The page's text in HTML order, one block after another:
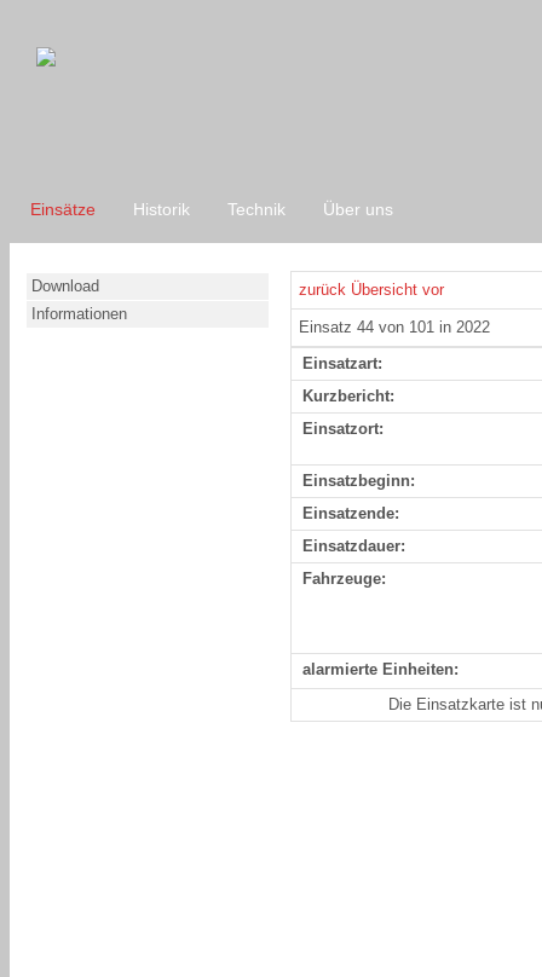
Einsätze Historik Technik Über uns
Download
Informationen
zurück Übersicht vor
Einsatz 44 von 101 in 2022
Einsatzart:
Kurzbericht:
Einsatzort:
Einsatzbeginn:
Einsatzende:
Einsatzdauer:
Fahrzeuge:
alarmierte Einheiten:
Die Einsatzkarte ist